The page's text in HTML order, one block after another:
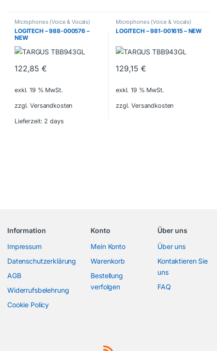
Microphones (Voice & Vocals)
LOGITECH – 988-000576 –
NEW
122,85€
exkl. 19 % MwSt.
zzgl. Versandkosten
Lieferzeit: 2 days
Microphones (Voice & Vocals)
LOGITECH – 981-001615 – NEW
129,15€
exkl. 19 % MwSt.
zzgl. Versandkosten
Information
Impressum
Datenschutzerklärung
AGB
Widerrufsbelehrung
Cookie Policy
Konto
Mein Konto
Warenkorb
Bestellung
verfolgen
Über uns
Über uns
Kontaktieren Sie
uns
FAQ